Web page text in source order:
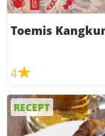
Toemis
4
RECEPT